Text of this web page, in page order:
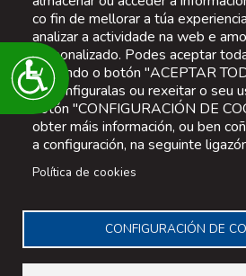
Accesibilidade
Narahio: 981 490 302 |
San Sadurniño:637 808 162|
Menú Pie de Página
Aviso legal
Política protección de datos
Blanqueo de capitais
Sistema interno de información
co fin de mellorar a túa
analizar a actividade na web e
personalizado. Podes aceptar
pulsando o botón "ACEPTAR
ou configuralas ou rexeitar o seu
botón "CONFIGURACIÓN DE
obter máis información, ou ben
a configuración, na seguinte
Política de cookies
CONFIGURACIÓN DE